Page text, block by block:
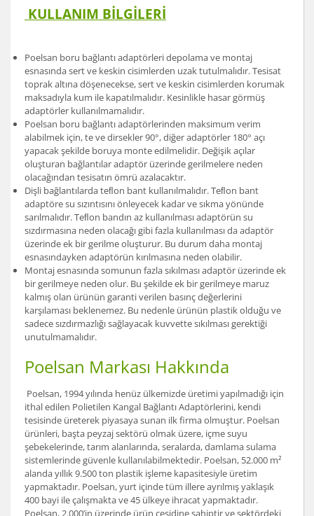
KULLANIM BİLGİLERİ
Poelsan boru bağlantı adaptörleri depolama ve montaj
esnasında sert ve keskin cisimlerden uzak tutulmalıdır. Tesisat
toprak altına döşenecekse, sert ve keskin cisimlerden korumak
maksadıyla kum ile kapatılmalıdır. Kesinlikle hasar görmüş
adaptörler kullanılmamalıdır.
Poelsan boru bağlantı adaptörlerinden maksimum verim
alabilmek için, te ve dirsekler 90°, diğer adaptörler 180° açı
yapacak şekilde boruya monte edilmelidir. Değişik açılar
oluşturan bağlantılar adaptör üzerinde gerilmelere neden
olacağından tesisatın ömrü azalacaktır.
Dişli bağlantılarda teﬂon bant kullanılmalıdır. Teﬂon bant
adaptöre su sızıntısını önleyecek kadar ve sıkma yönünde
sarılmalıdır. Teﬂon bandın az kullanılması adaptörün su
sızdırmasına neden olacağı gibi fazla kullanılması da adaptör
üzerinde ek bir gerilme oluşturur. Bu durum daha montaj
esnasındayken adaptörün kırılmasına neden olabilir.
Montaj esnasında somunun fazla sıkılması adaptör üzerinde ek
bir gerilmeye neden olur. Bu şekilde ek bir gerilmeye maruz
kalmış olan ürünün garanti verilen basınç değerlerini
karşılaması beklenemez. Bu nedenle ürünün plastik olduğu ve
sadece sızdırmazlığı sağlayacak kuvvette sıkılması gerektiği
unutulmamalıdır.
Poelsan Markası Hakkında
Poelsan, 1994 yılında henüz ülkemizde üretimi yapılmadığı için
ithal edilen Polietilen Kangal Bağlantı Adaptörlerini, kendi
tesisinde üreterek piyasaya sunan ilk firma olmuştur. Poelsan
ürünleri, başta peyzaj sektörü olmak üzere, içme suyu
şebekelerinde, tarım alanlarında, seralarda, damlama sulama
sistemlerinde güvenle kullanılabilmektedir. Poelsan, 52.000 m²
alanda yıllık 9.500 ton plastik işleme kapasitesiyle üretim
yapmaktadır. Poelsan, yurt içinde tüm illere ayrılmış yaklaşık
400 bayi ile çalışmakta ve 45 ülkeye ihracat yapmaktadır.
Poelsan, 2.000’in üzerinde ürün çeşidine sahiptir ve sektördeki